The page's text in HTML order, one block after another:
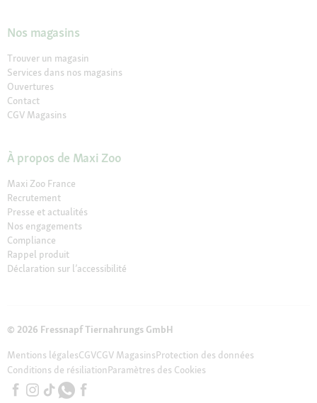
Nos magasins
Trouver un magasin
Services dans nos magasins
Ouvertures
Contact
CGV Magasins
À propos de Maxi Zoo
Maxi Zoo France
Recrutement
Presse et actualités
Nos engagements
Compliance
Rappel produit
Déclaration sur l’accessibilité
© 2026 Fressnapf Tiernahrungs GmbH
Mentions légalesCGVCGV MagasinsProtection des données
Conditions de résiliationParamètres des Cookies